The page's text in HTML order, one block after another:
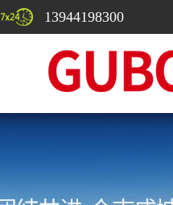
13944198300